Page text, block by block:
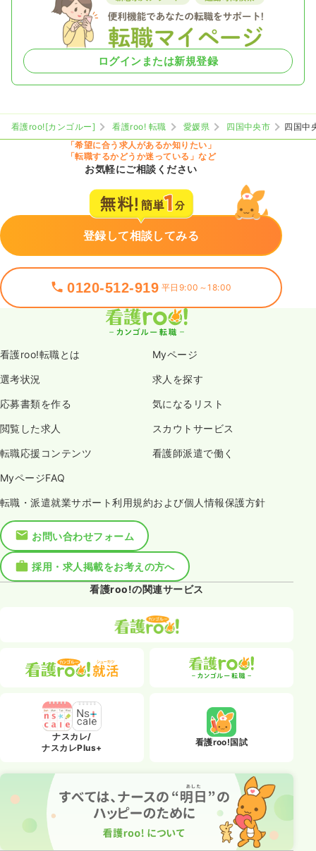
ログインまたは新規登録
看護roo![カンゴルー] 看護roo! 転職 愛媛県 四国中央市
四国中
「希望に合う求人があるか知りたい」
「転職するかどうか迷っている」など
お気軽にご相談ください
登録して相談してみる
0120-512-919 平日9:00～18:00
看護roo!転職とは Myページ
選考状況 求人を探す
応募書類を作る 気になるリスト
閲覧した求人 スカウトサービス
転職応援コンテンツ 看護師派遣で働く
MyページFAQ
転職・派遣就業サポート利用規約および個人情報保護方針
お問い合わせフォーム
採用・求人掲載をお考えの方へ
看護roo!の関連サービス
ナスカレ/
ナスカレPlus+
看護roo!国試